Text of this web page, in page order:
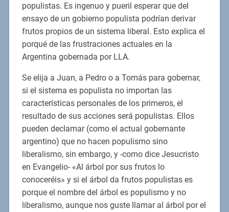
populistas. Es ingenuo y pueril esperar que del
ensayo de un gobierno populista podrían derivar
frutos propios de un sistema liberal. Esto explica el
porqué de las frustraciones actuales en la
Argentina gobernada por LLA.
Se elija a Juan, a Pedro o a Tomás para gobernar,
si el sistema es populista no importan las
características personales de los primeros, el
resultado de sus acciones será populistas. Ellos
pueden declamar (como el actual gobernante
argentino) que no hacen populismo sino
liberalismo, sin embargo, y -como dice Jesucristo
en Evangelio- «Al árbol por sus frutos lo
conoceréis» y si el árbol da frutos populistas es
porque el nombre del árbol es populismo y no
liberalismo, aunque nos guste llamar al árbol por el